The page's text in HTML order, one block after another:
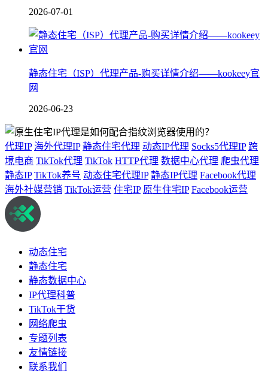
2026-07-01
静态住宅（ISP）代理产品-购买详情介绍——kookeey官
网
2026-06-23
代理IP 海外代理IP 静态住宅代理 动态IP代理 Socks5代理IP 跨
境电商 TikTok代理 TikTok HTTP代理 数据中心代理 爬虫代理
静态IP TikTok养号 动态住宅代理IP 静态IP代理 Facebook代理
海外社媒营销 TikTok运营 住宅IP 原生住宅IP Facebook运营
动态住宅
静态住宅
静态数据中心
IP代理科普
TikTok干货
网络爬虫
专题列表
友情链接
联系我们